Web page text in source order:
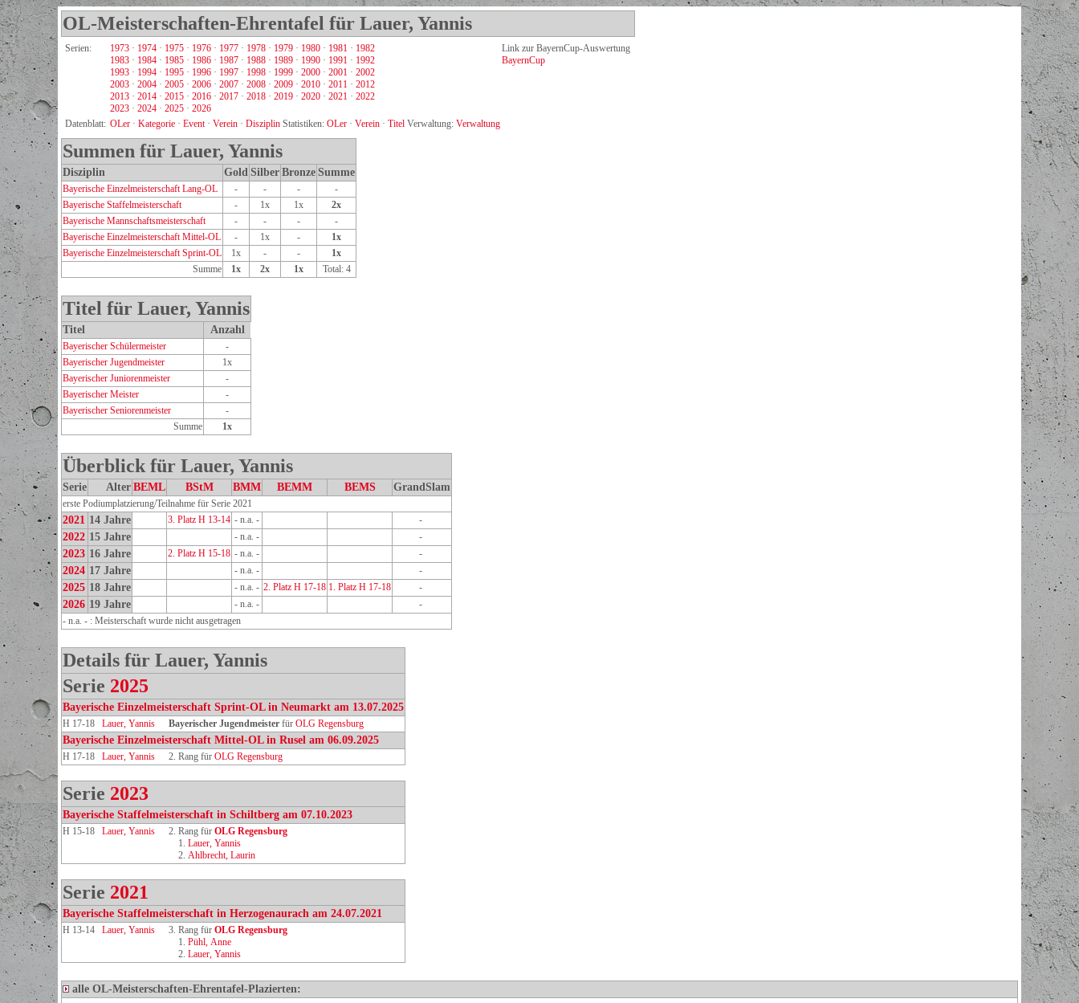
OL-Meisterschaften-Ehrentafel für Lauer, Yannis
Serien: 1973 · 1974 · 1975 · 1976 · 1977 · 1978 · 1979 · 1980 · 1981 · 1982
1983 · 1984 · 1985 · 1986 · 1987 · 1988 · 1989 · 1990 · 1991 · 1992
1993 · 1994 · 1995 · 1996 · 1997 · 1998 · 1999 · 2000 · 2001 · 2002
2003 · 2004 · 2005 · 2006 · 2007 · 2008 · 2009 · 2010 · 2011 · 2012
2013 · 2014 · 2015 · 2016 · 2017 · 2018 · 2019 · 2020 · 2021 · 2022
2023 · 2024 · 2025 · 2026
Link zur BayernCup-Auswertung
BayernCup
Datenblatt: OLer · Kategorie · Event· Verein · Disziplin Statistiken: OLer · Verein · Titel Verwaltung: Verwaltung
Summen für Lauer, Yannis
Disziplin Gold Silber Bronze Summe
Bayerische Einzelmeisterschaft Lang-OL - - -
-
Bayerische Staffelmeisterschaft
- 1x 1x
2x
Bayerische Mannschaftsmeisterschaft
- - -
-
Bayerische Einzelmeisterschaft Mittel-OL
- 1x -
1x
Bayerische Einzelmeisterschaft Sprint-OL
1x - -
1x
Summe
1x 2x 1x Total: 4
Titel für Lauer, Yannis
Titel Anzahl
Bayerischer Schülermeister
-
Bayerischer Jugendmeister
1x
Bayerischer Juniorenmeister
-
Bayerischer Meister
-
Bayerischer Seniorenmeister
-
Summe
1x
Überblick für Lauer, Yannis
Serie Alter BEML BStM BMM BEMM BEMS GrandSlam
erste Podiumplatzierung/Teilnahme für Serie 2021
2021 14 Jahre 3. Platz H 13-14 - n.a. - -
2022 15 Jahre - n.a. - -
2023 16 Jahre 2. Platz H 15-18 - n.a. - -
2024 17 Jahre - n.a. - -
2025 18 Jahre - n.a. - 2. Platz H 17-18 1. Platz H 17-18 -
2026 19 Jahre - n.a. -
-
- n.a. - : Meisterschaft wurde nicht ausgetragen
Details für Lauer, Yannis
Serie 2025
Bayerische Einzelmeisterschaft Sprint-OL in Neumarkt am 13.07.2025
H 17-18 Lauer, Yannis Bayerischer Jugendmeister für OLG Regensburg
Bayerische Einzelmeisterschaft Mittel-OL in Rusel am 06.09.2025
H 17-18 Lauer, Yannis 2. Rang für OLG Regensburg
Serie 2023
Bayerische Staffelmeisterschaft in Schiltberg am 07.10.2023
H 15-18 Lauer, Yannis 2. Rang für OLG Regensburg
1. Lauer, Yannis
2. Ahlbrecht, Laurin
Serie 2021
Bayerische Staffelmeisterschaft in Herzogenaurach am 24.07.2021
H 13-14 Lauer, Yannis 3. Rang für OLG Regensburg
1. Pühl, Anne
2. Lauer, Yannis
alle OL-Meisterschaften-Ehrentafel-Plazierten: